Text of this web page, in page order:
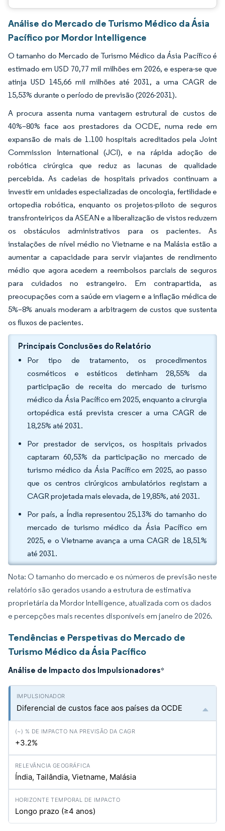
Análise do Mercado de Turismo Médico da Ásia
Pacífico por Mordor Intelligence
O tamanho do Mercado de Turismo Médico da Ásia Pacífico é
estimado em USD 70,77 mil milhões em 2026, e espera-se que
atinja USD 145,66 mil milhões até 2031, a uma CAGR de
15,53% durante o período de previsão (2026-2031).
A procura assenta numa vantagem estrutural de custos de
40%–80% face aos prestadores da OCDE, numa rede em
expansão de mais de 1.100 hospitais acreditados pela Joint
Commission International (JCI), e na rápida adoção de
robótica cirúrgica que reduz as lacunas de qualidade
percebida. As cadeias de hospitais privados continuam a
investir em unidades especializadas de oncologia, fertilidade e
ortopedia robótica, enquanto os projetos-piloto de seguros
transfronteiriços da ASEAN e a liberalização de vistos reduzem
os obstáculos administrativos para os pacientes. As
instalações de nível médio no Vietname e na Malásia estão a
aumentar a capacidade para servir viajantes de rendimento
médio que agora acedem a reembolsos parciais de seguros
para cuidados no estrangeiro. Em contrapartida, as
preocupações com a saúde em viagem e a inflação médica de
5%–8% anuais moderam a arbitragem de custos que sustenta
os fluxos de pacientes.
Principais Conclusões do Relatório
Por tipo de tratamento, os procedimentos
cosméticos e estéticos detinham 28,55% da
participação de receita do mercado de turismo
médico da Ásia Pacífico em 2025, enquanto a cirurgia
ortopédica está prevista crescer a uma CAGR de
18,25% até 2031.
Por prestador de serviços, os hospitais privados
captaram 60,53% da participação no mercado de
turismo médico da Ásia Pacífico em 2025, ao passo
que os centros cirúrgicos ambulatórios registam a
CAGR projetada mais elevada, de 19,85%, até 2031.
Por país, a Índia representou 25,13% do tamanho do
mercado de turismo médico da Ásia Pacífico em
2025, e o Vietname avança a uma CAGR de 18,51%
até 2031.
Nota: O tamanho do mercado e os números de previsão neste
relatório são gerados usando a estrutura de estimativa
proprietária da Mordor Intelligence, atualizada com os dados
e percepções mais recentes disponíveis em janeiro de 2026.
Tendências e Perspetivas do Mercado de
Turismo Médico da Ásia Pacífico
Análise de Impacto dos Impulsionadores*
Diferencial de custos face aos países da OCDE
+3.2%
Índia, Tailândia, Vietname, Malásia
Longo prazo (≥4 anos)